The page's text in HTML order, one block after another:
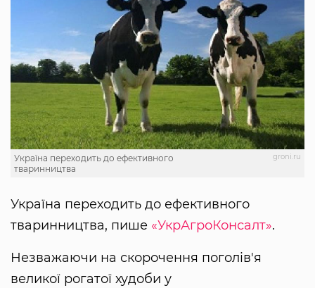
groni.ru
Україна переходить до ефективного
тваринництва
Україна переходить до ефективного
тваринництва, пише «УкрАгроКонсалт».
Незважаючи на скорочення поголів'я
великої рогатої худоби у